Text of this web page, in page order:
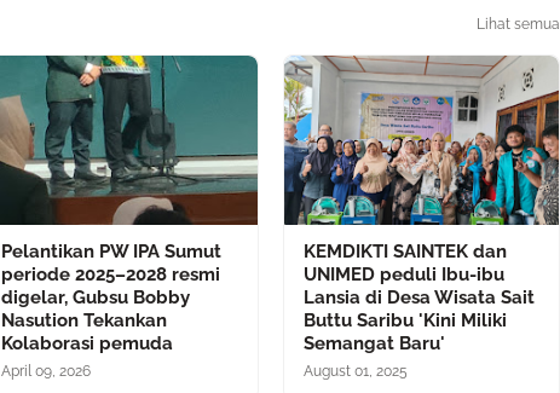
Lihat semua
Pelantikan PW IPA Sumut
periode 2025–2028 resmi
digelar, Gubsu Bobby
Nasution Tekankan
Kolaborasi pemuda
April 09, 2026
KEMDIKTI SAINTEK dan
UNIMED peduli Ibu-ibu
Lansia di Desa Wisata Sait
Buttu Saribu 'Kini Miliki
Semangat Baru'
August 01, 2025